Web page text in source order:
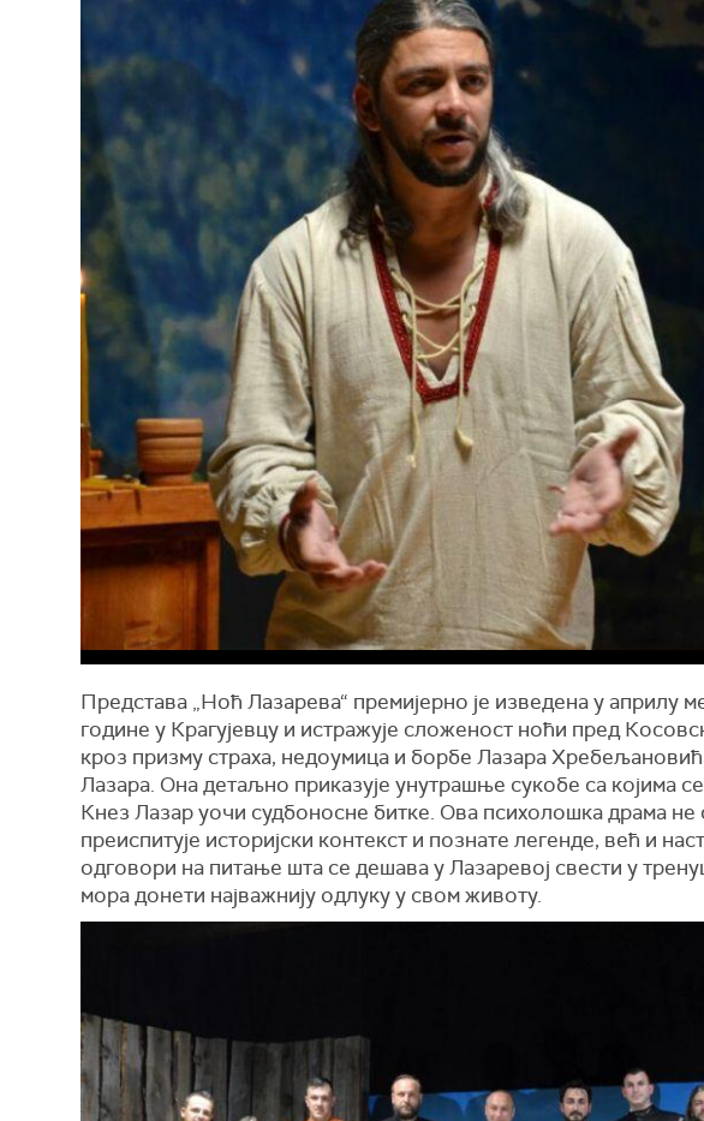
Представа „Ноћ Лазарева“ премијерно је изведена у априлу
године у Крагујевцу и истражује сложеност ноћи пред
кроз призму страха, недоумица и борбе Лазара
Лазара. Она детаљно приказује унутрашње сукобе са којима
Кнез Лазар уочи судбоносне битке. Ова психолошка драма не
преиспитује историјски контекст и познате легенде, већ и
одговори на питање шта се дешава у Лазаревој свести у
мора донети најважнију одлуку у свом животу.